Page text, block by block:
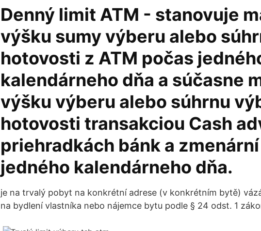
Denný limit ATM - stanovuje
výšku sumy výberu alebo
hotovosti z ATM počas
kalendárneho dňa a súčasne
výšku výberu alebo súhrnu
hotovosti transakciou Cash
priehradkách bánk a
jedného kalendárneho dňa.
je na trvalý pobyt na konkrétní adrese (v konkrétním bytě)
na bydlení vlastníka nebo nájemce bytu podle § 24 odst. 1